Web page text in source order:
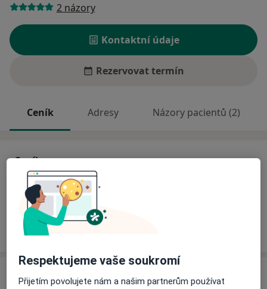
2 názory
Kontaktní údaje
Rezervovat termín
Ceník Adresy Názory pacientů (2)
Ceník
Informace o službách a cenách nejsou k dispozici
Tento specialista ještě nepřidával žádné informace o
svých službách.
Respektujeme vaše soukromí
Přijetím povolujete nám a našim partnerům používat